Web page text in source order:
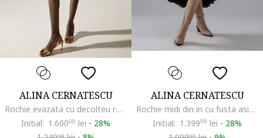
ALINA CERNATESCU
Rochie evazata cu decolteu rotund Bilbao, Alb
Initial: 1.60000 lei - 28%
ALINA CERNATESCU
Rochie midi din in cu fusta asimetrica cu volane VOLLA, Negru
Initial: 1.39999 lei - 28%